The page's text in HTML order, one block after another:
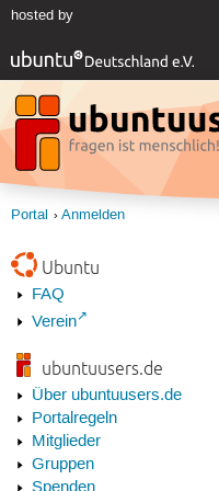
hosted by
Portal Anmelden
Ubuntu
FAQ
Verein
ubuntuusers.de
Über ubuntuusers.de
Portalregeln
Mitglieder
Gruppen